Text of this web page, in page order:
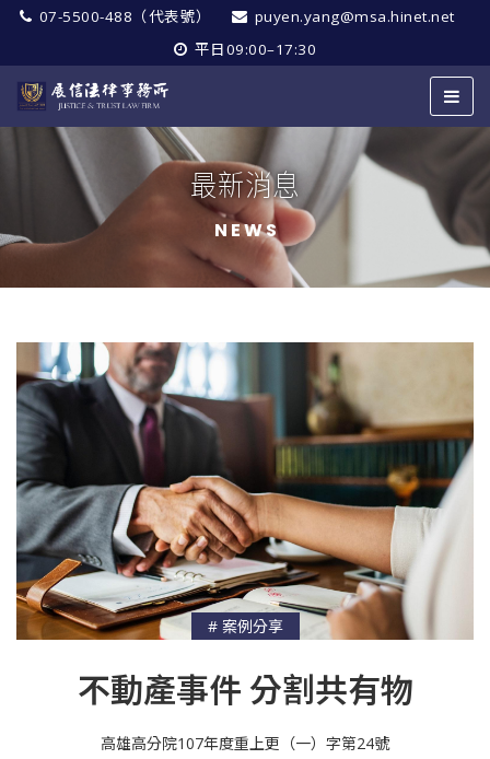
07-5500-488（代表號）
puyen.yang@msa.hinet.net
平日09:00–17:30
最新消息
NEWS
# 案例分享
不動產事件 分割共有物
高雄高分院107年度重上更（一）字第24號